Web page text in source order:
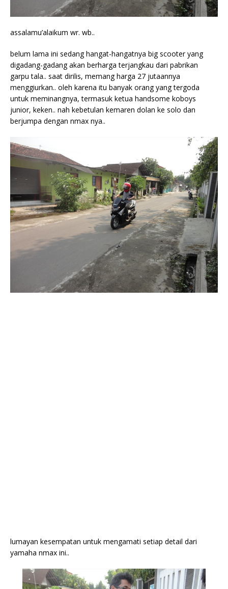
assalamu’alaikum wr. wb..
belum lama ini sedang hangat-hangatnya big scooter yang
digadang-gadang akan berharga terjangkau dari pabrikan
garpu tala.. saat dirilis, memang harga 27 jutaannya
menggiurkan.. oleh karena itu banyak orang yang tergoda
untuk meminangnya, termasuk ketua handsome koboys
junior, keken.. nah kebetulan kemaren dolan ke solo dan
berjumpa dengan nmax nya..
lumayan kesempatan untuk mengamati setiap detail dari
yamaha nmax ini..